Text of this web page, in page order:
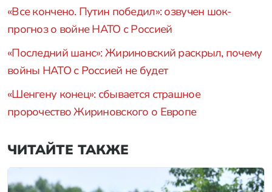
«Все кончено. Путин победил»: озвучен шок-
прогноз о войне НАТО с Россией
«Последний шанс»: Жириновский раскрыл, почему
войны НАТО с Россией не будет
«Шенгену конец»: сбывается страшное
пророчество Жириновского о Европе
ЧИТАЙТЕ ТАКЖЕ